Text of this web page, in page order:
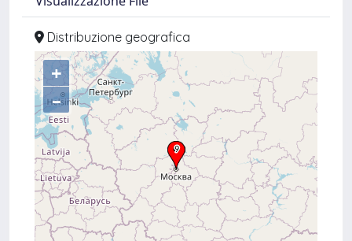
Distribuzione geografica
+
–